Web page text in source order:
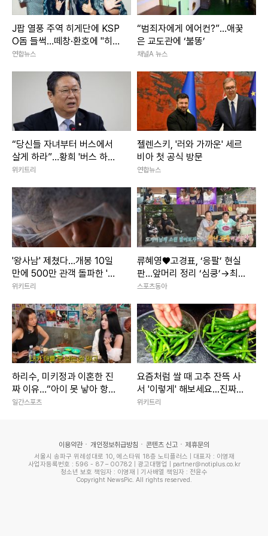
J팝 열풍 주역 히게단에 KSP
O돔 들썩…떼창·환호에 "히게
야호"
연합뉴스
“범죄자에게 에어컨?”…애꿎
은 교도관에 ‘불똥’
채널A 뉴스
“당신들 자녀부터 버스에서
살게 하라”…황희 '버스 하우
스'에 직격탄
위키트리
젤렌스키, '러와 가까운' 세르
비아 첫 공식 방문
연합뉴스
'왕사남' 제쳤다…개봉 10일
만에 500만 관객 돌파한 '대
작 영화'
위키트리
류혜영♥고경표, ‘응팔’ 현실
판…앞머리 정리 ‘심쿵’→최고
7.8% (나혼산)
스포츠동아
하리수, 미키정과 이혼한 진
짜 이유…“아이 못 낳아 항상
미안했다”
일간스포츠
요즘처럼 쌀 때 고추 잔뜩 사
서 '이렇게' 해보세요...진짜
'밥도둑'이라 인정합니다
위키트리
이용약관 개인정보취급방침 콘텐츠 신고 제휴문의
서울시 송파구 위례성대로 10, 에스타워 18층 노티플러스 | 대표자 : 이영재
사업자등록번호 : 596 - 87 – 00782 | 광고대행업 | partner@notiplus.co.kr
청소년 보호 책임자 : 이영재 | 기사배열 책임자 : 전윤수
Copyright NewsPic. All rights reserved.